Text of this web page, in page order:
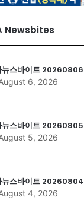
Newsbites
뉴스바이트 20260806
6, 2026
뉴스바이트 20260805
5, 2026
뉴스바이트 20260804
4, 2026